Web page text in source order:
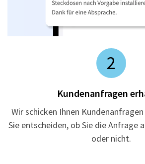
2
Kundenanfragen
Wir schicken Ihnen
Sie entscheiden, ob Sie die Anfrage
oder nicht.